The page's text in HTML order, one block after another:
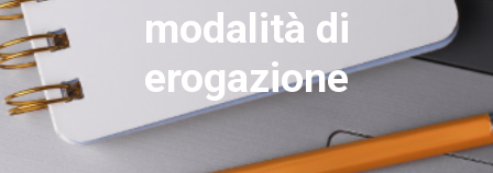
modalità di
erogazione